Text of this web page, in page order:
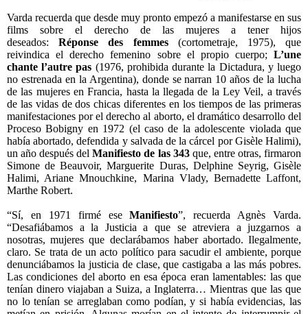
Varda recuerda que desde muy pronto empezó a manifestarse en sus
films sobre el derecho de las mujeres a tener hijos
deseados:Réponse des femmes(cortometraje, 1975), que
reivindica el derecho femenino sobre el propio cuerpo; L’une
chante l’autre pas (1976, prohibida durante la Dictadura, y luego
no estrenada en la Argentina), donde se narran 10 años de la lucha
de las mujeres en Francia, hasta la llegada de la Ley Veil, a través
de las vidas de dos chicas diferentes en los tiempos de las primeras
manifestaciones por el derecho al aborto, el dramático desarrollo del
Proceso Bobigny en 1972 (el caso de la adolescente violada que
había abortado, defendida y salvada de la cárcel por Gisèle Halimi),
un año después delManifiesto de las 343 que, entre otras, firmaron
Simone de Beauvoir, Marguerite Duras, Delphine Seyrig, Gisèle
Halimi, Ariane Mnouchkine, Marina Vlady, Bernadette Laffont,
Marthe Robert.
“Sí, en 1971 firmé eseManifiesto”, recuerda Agnès Varda.
“Desafiábamos a la Justicia a que se atreviera a juzgarnos a
nosotras, mujeres que declarábamos haber abortado. Ilegalmente,
claro. Se trata de un acto político para sacudir el ambiente, porque
denunciábamos la justicia de clase, que castigaba a las más pobres.
Las condiciones del aborto en esa época eran lamentables: las que
tenían dinero viajaban a Suiza, a Inglaterra… Mientras que las que
no lo tenían se arreglaban como podían, y si había evidencias, las